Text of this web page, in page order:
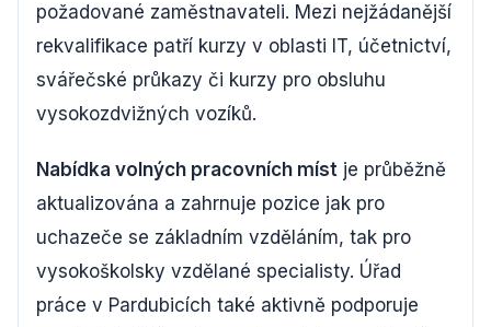
požadované zaměstnavateli. Mezi nejžádanější
rekvalifikace patří kurzy v oblasti IT, účetnictví,
svářečské průkazy či kurzy pro obsluhu
vysokozdvižných vozíků.
Nabídka volných pracovních míst je průběžně
aktualizována a zahrnuje pozice jak pro
uchazeče se základním vzděláním, tak pro
vysokoškolsky vzdělané specialisty. Úřad
práce v Pardubicích také aktivně podporuje